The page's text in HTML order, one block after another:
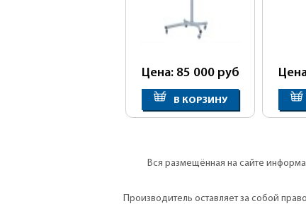
Цена: 85 000 руб
В КОРЗИНУ
Вся размещённая на сайте
Производитель оставляет за собой